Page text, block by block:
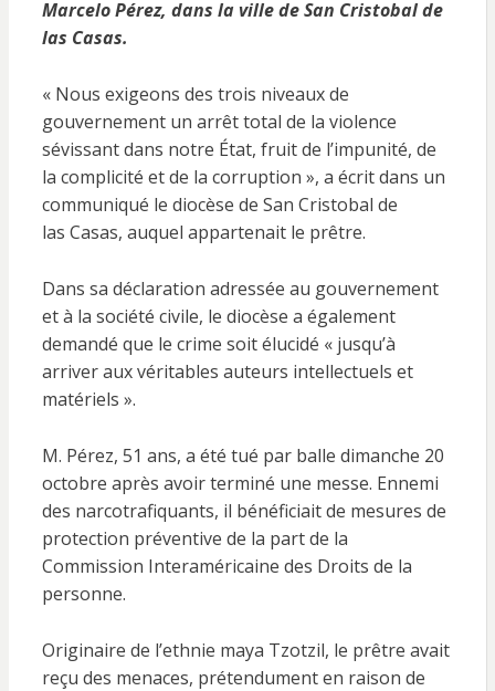
Marcelo Pérez, dans la ville de San Cristobal de
las Casas.
« Nous exigeons des trois niveaux de
gouvernement un arrêt total de la violence
sévissant dans notre État, fruit de l’impunité, de
la complicité et de la corruption », a écrit dans un
communiqué le diocèse de San Cristobal de
las Casas, auquel appartenait le prêtre.
Dans sa déclaration adressée au gouvernement
et à la société civile, le diocèse a également
demandé que le crime soit élucidé « jusqu’à
arriver aux véritables auteurs intellectuels et
matériels ».
M. Pérez, 51 ans, a été tué par balle dimanche 20
octobre après avoir terminé une messe. Ennemi
des narcotrafiquants, il bénéficiait de mesures de
protection préventive de la part de la
Commission Interaméricaine des Droits de la
personne.
Originaire de l’ethnie maya Tzotzil, le prêtre avait
reçu des menaces, prétendument en raison de